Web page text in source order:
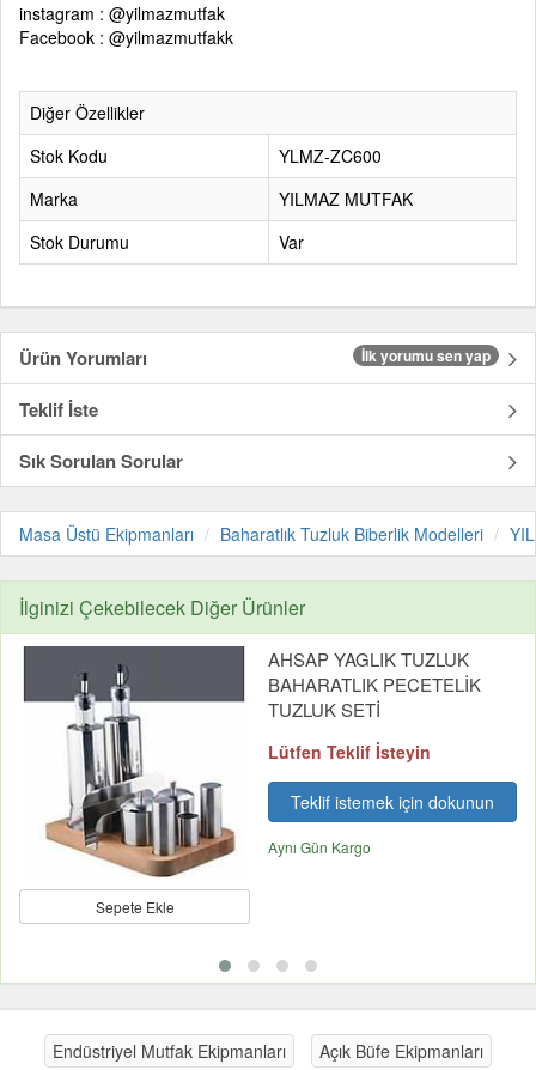
instagram : @yilmazmutfak
Facebook : @yilmazmutfakk
Diğer Özellikler
Stok Kodu
YLMZ-ZC600
Marka
YILMAZ MUTFAK
Stok Durumu
Var
Ürün Yorumları İlk yorumu sen yap
Teklif İste
Sık Sorulan Sorular
Masa Üstü Ekipmanları Baharatlık Tuzluk Biberlik Modelleri
İlginizi Çekebilecek Diğer Ürünler
Sepete Ekle
AHSAP YAGLIK TUZLUK
BAHARATLIK PECETELİK
TUZLUK SETİ
Lütfen Teklif İsteyin
Teklif istemek için dokunun
Aynı Gün Kargo
Endüstriyel Mutfak Ekipmanları Açık Büfe Ekipmanları